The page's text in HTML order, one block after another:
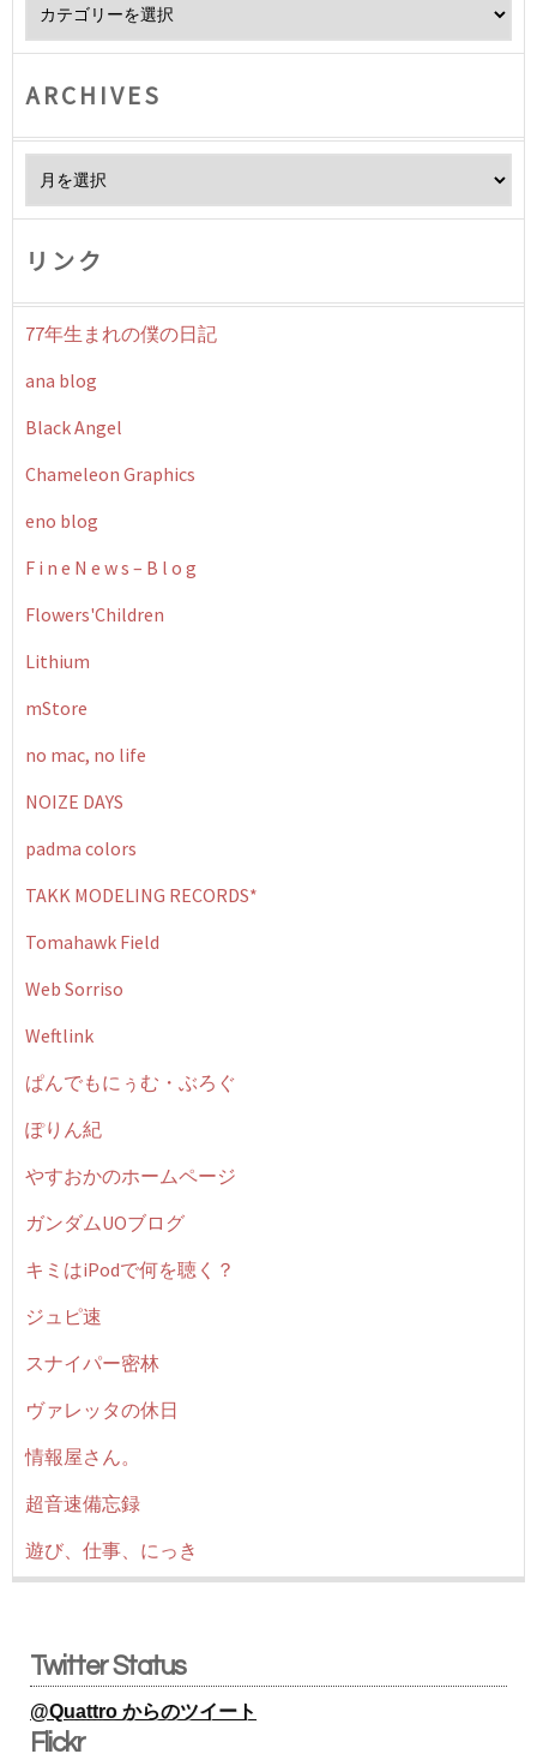
ARCHIVES
リンク
77年生まれの僕の日記
ana blog
Black Angel
Chameleon Graphics
eno blog
F i n e N e w s – B l o g
Flowers'Children
Lithium
mStore
no mac, no life
NOIZE DAYS
padma colors
TAKK MODELING RECORDS*
Tomahawk Field
Web Sorriso
Weftlink
ぱんでもにぅむ・ぶろぐ
ぽりん紀
やすおかのホームページ
ガンダムUOブログ
キミはiPodで何を聴く？
ジュピ速
スナイパー密林
ヴァレッタの休日
情報屋さん。
超音速備忘録
遊び、仕事、にっき
Twitter Status
@Quattro からのツイート
Flickr